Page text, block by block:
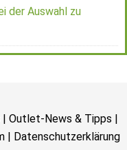
der Auswahl zu
| Outlet-News & Tipps |
| Datenschutzerklärung